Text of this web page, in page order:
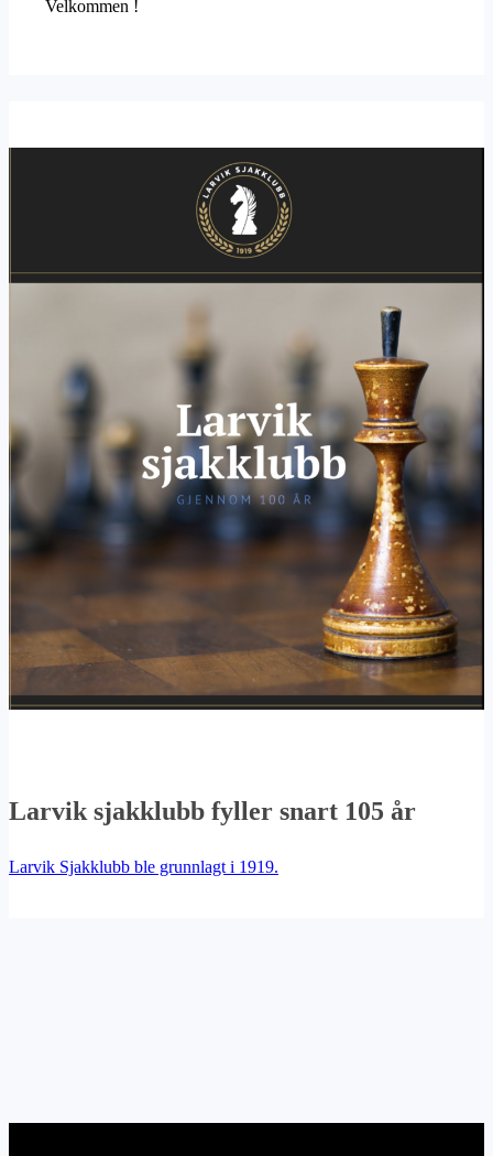
Velkommen !
Larvik sjakklubb fyller snart 105 år
Larvik Sjakklubb ble grunnlagt i 1919.